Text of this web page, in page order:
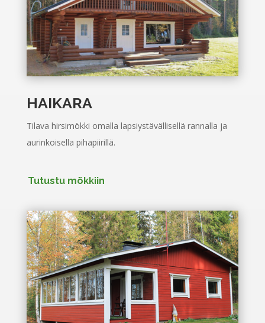
HAIKARA
Tilava hirsimökki omalla lapsiystävällisellä rannalla ja
aurinkoisella pihapiirillä.
Tutustu mökkiin